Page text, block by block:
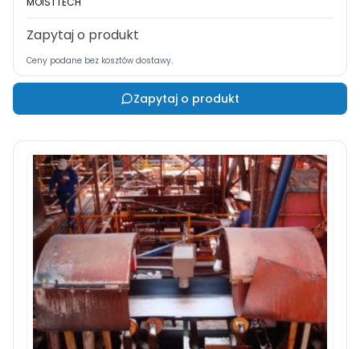
Zapytaj o produkt
Ceny podane bez kosztów dostawy.
Zapytaj o produkt